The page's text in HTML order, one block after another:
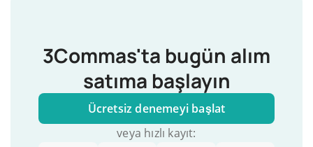
3Commas'ta bugün alım
satıma başlayın
Ücretsiz denemeyi başlat
veya hızlı kayıt: